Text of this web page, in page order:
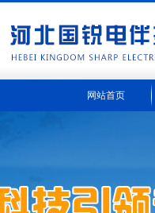
网站首页